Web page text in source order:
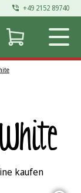
+49 2152 89740
kaufen